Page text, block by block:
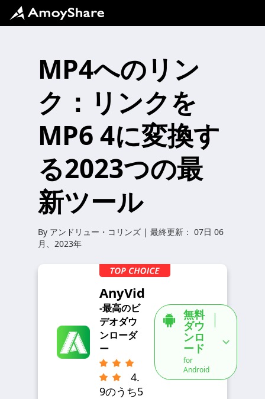
MP4へのリン
ク：リンクを
MP6 4に変換す
る2023つの最
新ツール
By アンドリュー・コリンズ | 最終更新： 07日 06
月、2023年
AnyVid
-最高のビ
デオダウ
ンローダ
ー
4.
9のうち5
無料
ダウ
ンロ
ード
for
Android